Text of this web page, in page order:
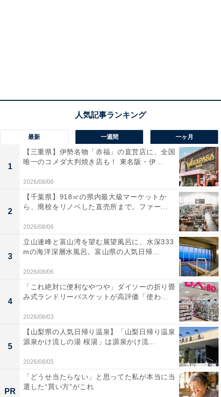
最新 一週間 一ヶ月
1
【三重県】伊勢名物「赤福」の直営店に、全国
唯一のコメダ大判焼き店も！ 東名阪・伊...
2026/08/06
2
【千葉県】918㎡の県内最大級マーケットか
ら、廃校をリノベした直売所まで。ファー...
2026/08/06
3
立山連峰と富山湾を望む展望風呂に、水深333
mの海洋深層水風呂。富山県の人気日帰...
2026/08/06
4
「これ絶対に便利なやつや」ダイソーの折り畳
み式ランドリーバスケットが高評価「使わ...
2026/08/03
5
【山梨県の人気日帰り温泉】「山梨日帰り温泉
源泉かけ流しの湯 桜湯」は源泉かけ流...
2026/08/05
PR
「どうせ当たらない」と思ってた私が本当に当
選した“買い方”がこれ